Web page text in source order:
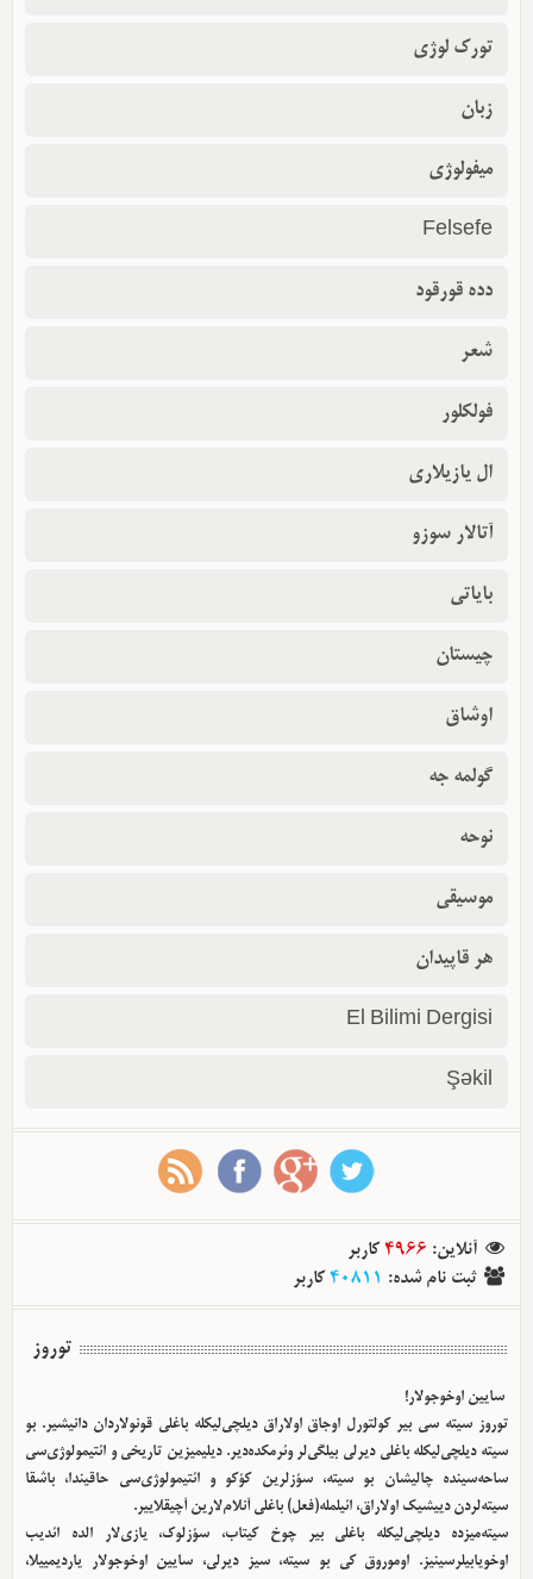
تورک لوژی
زبان
میفولوژی
Felsefe
دده قورقود
شعر
فولکلور
ال یازیلاری
آتالار سوزو
بایاتی
چیستان
اوشاق
گولمه جه
نوحه
موسیقی
هر قاپیدان
El Bilimi Dergisi
Şəkil
آنلاین:
4966 کاربر
ثبت نام شده:
40811 کاربر
توروز
سایین اوخوجولار!
توروز سیته سی بیر کولتورل اوجاق اولا‌راق دیلچی‌لیکله باغلی قونولاردان دانیشیر. بو
سیته دیلچی‌لیکله باغلی دیرلی بیلگی‌لر وئرمکده‌دیر. دیلیمیزین تاریخی و ائتیمولوژی‌سی
ساحه‌سینده چالیشان بو سیته، سؤزلرین کؤکو و ائتیمولوژی‌سی حاقیندا، باشقا
سیته‌لردن دییشیک اولا‌راق، ائیلمله(فعل) باغلی آنلام‌لارین آچیقلاییر.
سیته‌میزده دیلچی‌لیکله باغلی بیر چوخ کیتاب، سؤزلوک، یازی‌لار الده ائدیب
اوخویابیلرسینیز. اوموروق کی بو سیته، سیز دیرلی، سایین اوخوجولار یاردیمییلا،